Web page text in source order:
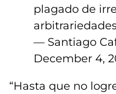
plagado de
— Santiago
December 4,
“Hasta que no